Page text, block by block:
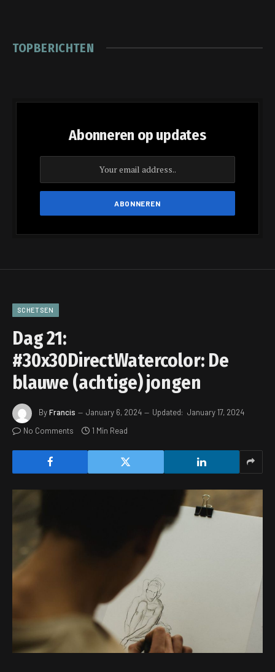
TOPBERICHTEN
Abonneren op updates
SCHETSEN
Dag 21:
#30x30DirectWatercolor: De
blauwe (achtige) jongen
ByFrancis January 6, 2024 Updated: January 17, 2024
No Comments
1 Min Read